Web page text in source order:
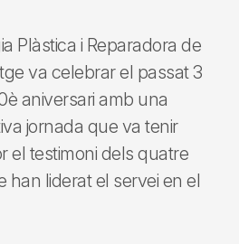
Plàstica i Reparadora de
va celebrar el passat 3
aniversari amb una
jornada que va tenir
el testimoni dels quatre
han liderat el servei en el